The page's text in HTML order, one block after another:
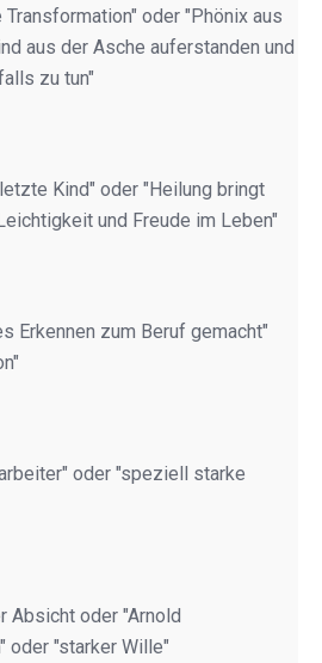
Transformation" oder "Phönix aus
aus der Asche auferstanden und
zu tun"
Kind" oder "Heilung bringt
und Freude im Leben"
Erkennen zum Beruf gemacht"
oder "speziell starke
Absicht oder "Arnold
oder "starker Wille"